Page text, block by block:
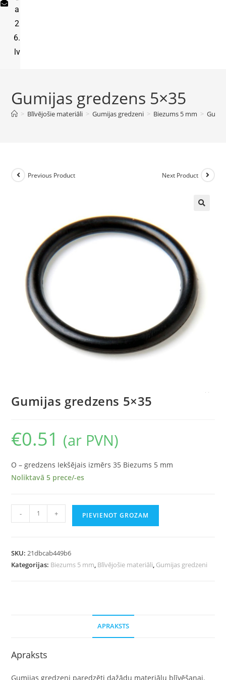
a
2
6.
lv
Gumijas gredzens 5×35
> Blīvējošie materiāli > Gumijas gredzeni > Biezums 5 mm >
Previous Product Next Product
Gumijas gredzens 5×35
€0.51 (ar PVN)
O – gredzens Iekšējais izmērs 35 Biezums 5 mm
Noliktavā 5 prece/-es
- + PIEVIENOT GROZAM
SKU:21dbcab449b6
Kategorijas: Biezums 5 mm, Blīvējošie materiāli, Gumijas gredzeni
APRAKSTS
Apraksts
Gumijas gredzeni paredzēti dažādu materiālu blīvēšanai.